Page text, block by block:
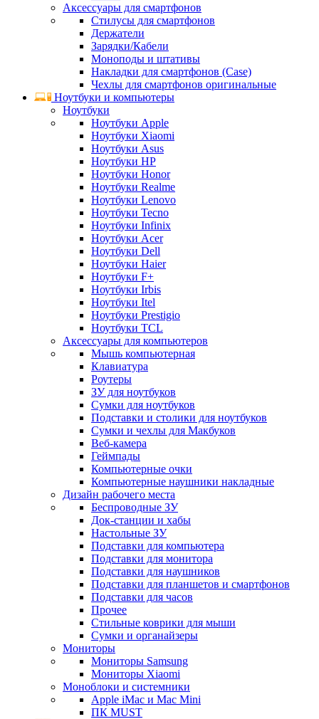
Аксессуары для смартфонов
Стилусы для смартфонов
Держатели
Зарядки/Кабели
Моноподы и штативы
Накладки для смартфонов (Case)
Чехлы для смартфонов оригинальные
Ноутбуки и компьютеры
Ноутбуки
Ноутбуки Apple
Ноутбуки Xiaomi
Ноутбуки Asus
Ноутбуки HP
Ноутбуки Honor
Ноутбуки Realme
Ноутбуки Lenovo
Ноутбуки Tecno
Ноутбуки Infinix
Ноутбуки Acer
Ноутбуки Dell
Ноутбуки Haier
Ноутбуки F+
Ноутбуки Irbis
Ноутбуки Itel
Ноутбуки Prestigio
Ноутбуки TCL
Аксессуары для компьютеров
Мышь компьютерная
Клавиатура
Роутеры
ЗУ для ноутбуков
Сумки для ноутбуков
Подставки и столики для ноутбуков
Сумки и чехлы для Макбуков
Веб-камера
Геймпады
Компьютерные очки
Компьютерные наушники накладные
Дизайн рабочего места
Беспроводные ЗУ
Док-станции и хабы
Настольные ЗУ
Подставки для компьютера
Подставки для монитора
Подставки для наушников
Подставки для планшетов и смартфонов
Подставки для часов
Прочее
Стильные коврики для мыши
Сумки и органайзеры
Мониторы
Мониторы Samsung
Мониторы Xiaomi
Моноблоки и системники
Apple iMac и Mac Mini
ПК MUST